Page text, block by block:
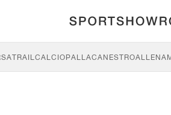
TRAILCALCIOPALLACANESTRO